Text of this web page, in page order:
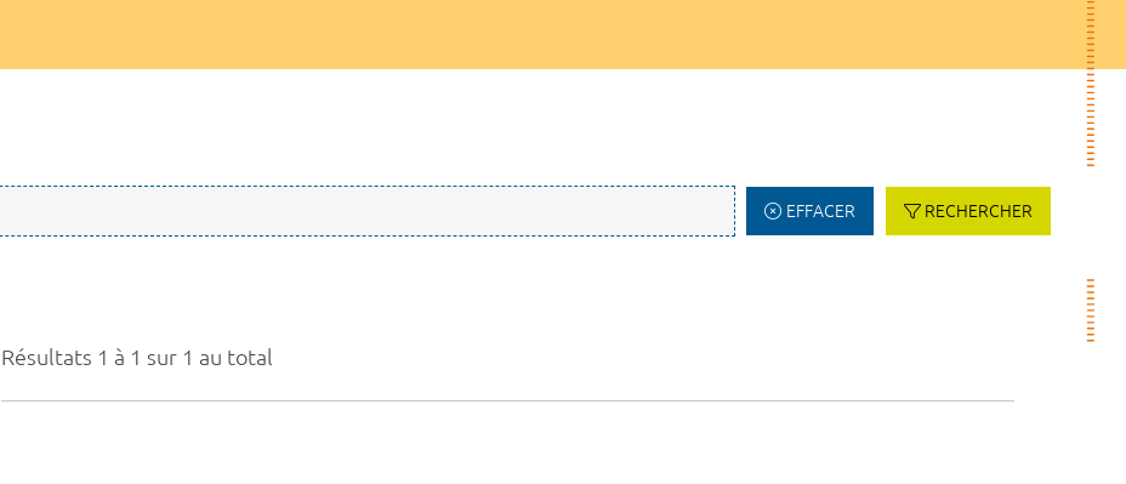
EFFACER RECHERCHER
Résultats 1 à 1 sur 1 au total